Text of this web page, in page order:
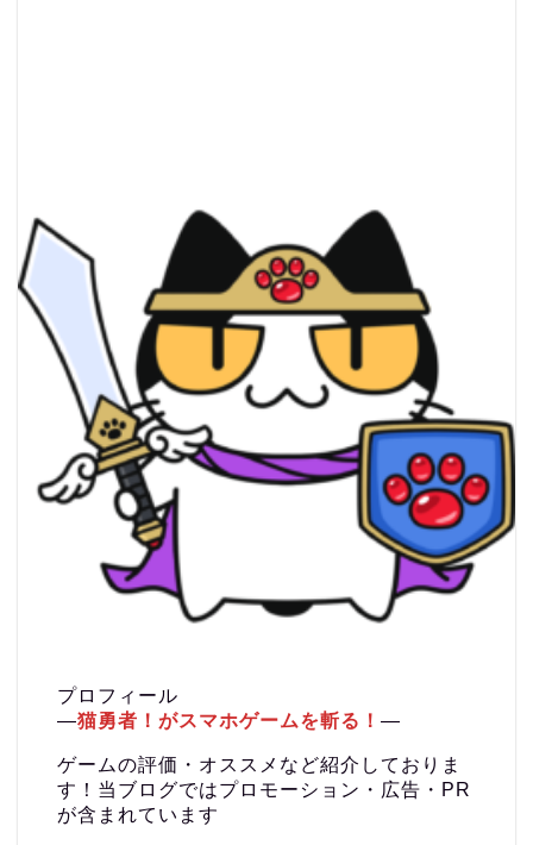
プロフィール
―猫勇者！がスマホゲームを斬る！―
ゲームの評価・オススメなど紹介しておりま
す！当ブログではプロモーション・広告・PR
が含まれています